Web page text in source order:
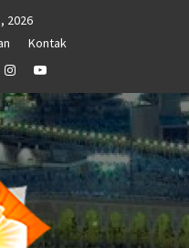
2026
Kontak
InstagramYoutube